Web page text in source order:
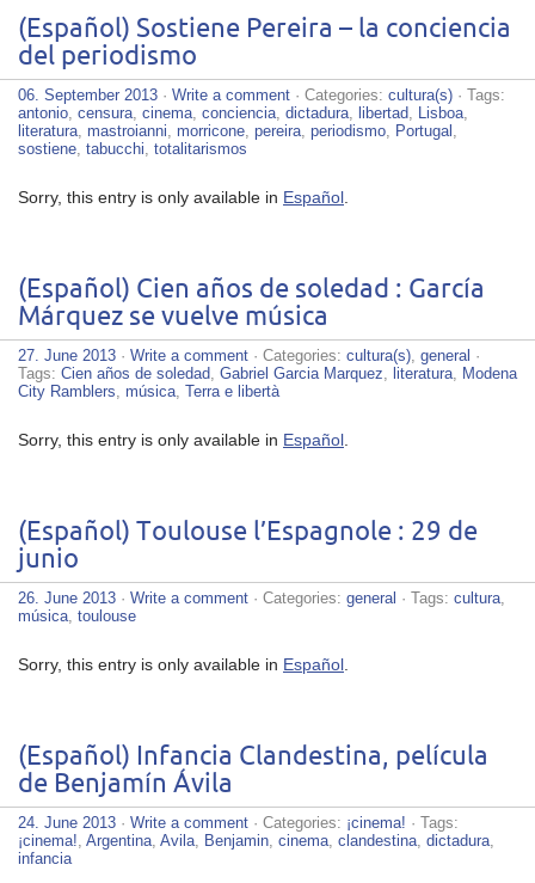
(Español) Sostiene Pereira – la conciencia
del periodismo
06. September 2013 · Write a comment · Categories: cultura(s) · Tags:
antonio, censura, cinema, conciencia, dictadura, libertad, Lisboa,
literatura, mastroianni, morricone, pereira, periodismo, Portugal ,
sostiene, tabucchi, totalitarismos
Sorry, this entry is only available in Español.
(Español) Cien años de soledad : García
Márquez se vuelve música
27. June 2013 · Write a comment · Categories: cultura(s), general ·
Tags: Cien años de soledad, Gabriel Garcia Marquez, literatura, Modena
City Ramblers, música, Terra e libertà
Sorry, this entry is only available in Español.
(Español) Toulouse l’Espagnole : 29 de
junio
26. June 2013 · Write a comment · Categories: general · Tags: cultura,
música, toulouse
Sorry, this entry is only available in Español.
(Español) Infancia Clandestina, película
de Benjamín Ávila
24. June 2013 · Write a comment · Categories: ¡cinema! · Tags:
¡cinema!, Argentina, Avila, Benjamin, cinema, clandestina, dictadura,
infancia